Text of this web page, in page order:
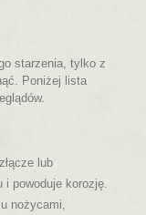
starzenia, tylko z
Poniżej lista
lub
i powoduje korozję.
nożycami,